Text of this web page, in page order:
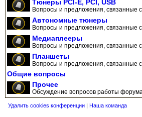
Тюнеры PCI-E, PCI, USB
Вопросы и предложения, связанные
Автономные тюнеры
Вопросы и предложения, связанные
Медиаплееры
Вопросы и предложения, связанные
Планшеты
Вопросы и предложения, связанные
Общие вопросы
Прочее
Обсуждение вопросов работы
Удалить cookies конференции | Наша команда